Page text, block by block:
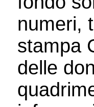
numeri,
stampa
delle